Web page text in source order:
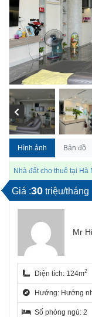
Hình ảnh Bản đồ
Nhà đất cho thuê tại Hà
Giá :30 triệu/tháng
Mr
Diện tích: 124m2
Hướng: Hướng
Số phòng ngủ: 2